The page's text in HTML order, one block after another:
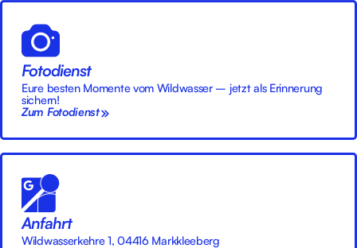
Fotodienst
Eure besten Momente vom Wildwasser – jetzt als Erinnerung
sichern!
Zum Fotodienst
Anfahrt
Wildwasserkehre 1, 04416 Markkleeberg